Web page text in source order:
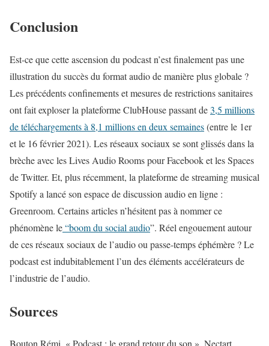
Conclusion
Est-ce que cette ascension du podcast n’est finalement pas une
illustration du succès du format audio de manière plus globale ?
Les précédents confinements et mesures de restrictions sanitaires
ont fait exploser la plateforme ClubHouse passant de3,5 millions
de téléchargements à 8,1 millions en deux semaines(entre le 1er
et le 16 février 2021). Les réseaux sociaux se sont glissés dans la
brèche avec les Lives Audio Rooms pour Facebook et les Spaces
de Twitter. Et, plus récemment, la plateforme de streaming musical
Spotify a lancé son espace de discussion audio en ligne :
Greenroom. Certains articles n’hésitent pas à nommer ce
phénomène le“boom du social audio”. Réel engouement autour
de ces réseaux sociaux de l’audio ou passe-temps éphémère ? Le
podcast est indubitablement l’un des éléments accélérateurs de
l’industrie de l’audio.
Sources